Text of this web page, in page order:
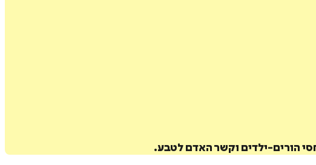
הורים-ילדים וקשר האדם לטבע.